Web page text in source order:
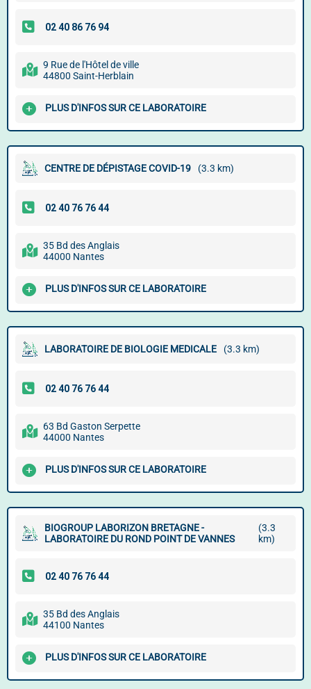
9 Rue de l'Hôtel de ville
44800 Saint-Herblain
PLUS D'INFOS SUR CE LABORATOIRE
CENTRE DE DÉPISTAGE COVID-19 (3.3 km)
35 Bd des Anglais
44000 Nantes
PLUS D'INFOS SUR CE LABORATOIRE
LABORATOIRE DE BIOLOGIE MEDICALE (3.3 km)
63 Bd Gaston Serpette
44000 Nantes
PLUS D'INFOS SUR CE LABORATOIRE
BIOGROUP LABORIZON BRETAGNE -
LABORATOIRE DU ROND POINT DE VANNES
(3.3
km)
35 Bd des Anglais
44100 Nantes
PLUS D'INFOS SUR CE LABORATOIRE